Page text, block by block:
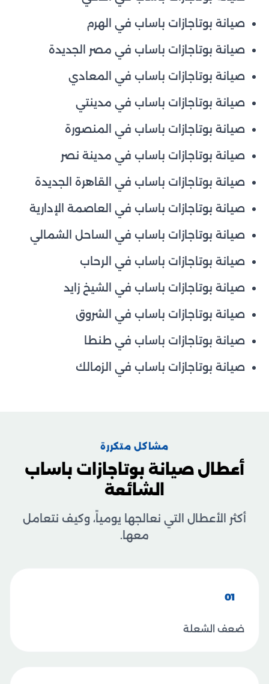
صيانة بوتاجازات باساب في الهرم
صيانة بوتاجازات باساب في مصر الجديدة
صيانة بوتاجازات باساب في المعادي
صيانة بوتاجازات باساب في مدينتي
صيانة بوتاجازات باساب في المنصورة
صيانة بوتاجازات باساب في مدينة نصر
صيانة بوتاجازات باساب في القاهرة الجديدة
صيانة بوتاجازات باساب في العاصمة الإدارية
صيانة بوتاجازات باساب في الساحل الشمالي
صيانة بوتاجازات باساب في الرحاب
صيانة بوتاجازات باساب في الشيخ زايد
صيانة بوتاجازات باساب في الشروق
صيانة بوتاجازات باساب في طنطا
صيانة بوتاجازات باساب في الزمالك
مشاكل متكررة
أعطال صيانة بوتاجازات باساب
الشائعة
أكثر الأعطال التي نعالجها يومياً، وكيف نتعامل
معها.
01
ضعف الشعلة